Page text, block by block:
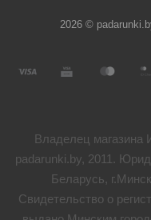
2026 ©
Владелец магазина
padarunki.by, 2011.
Беларусь,
Свидетельство о